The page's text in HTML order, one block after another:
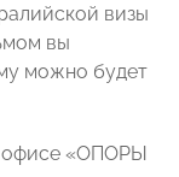
визы
вы
можно будет
офисе «ОПОРЫ